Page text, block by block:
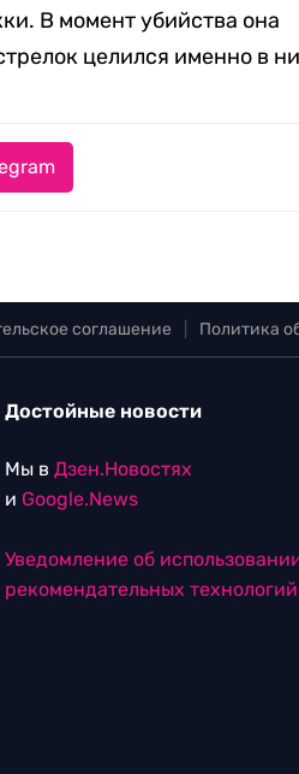
В момент убийства она
целился именно в
соглашение Политика
Достойные новости
Мы в Дзен.Новостях
и Google.News
Уведомление об
рекомендательных технологий